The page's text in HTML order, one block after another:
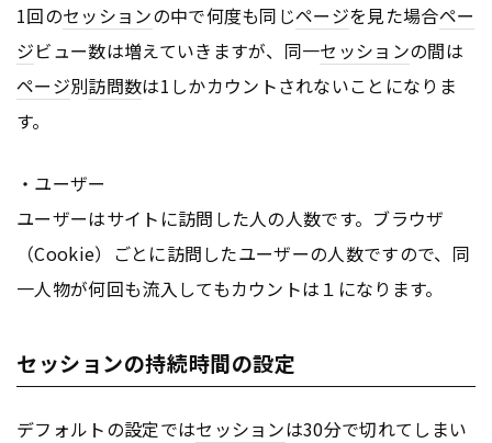
1回のセッションの中で何度も同じページを見た場合ペー
ジビュー数は増えていきますが、同一セッションの間は
ページ別訪問数は1しかカウントされないことになりま
す。
・ユーザー
ユーザーはサイトに訪問した人の人数です。ブラウザ
（Cookie）ごとに訪問したユーザーの人数ですので、同
一人物が何回も流入してもカウントは１になります。
セッションの持続時間の設定
デフォルトの設定ではセッションは30分で切れてしまい